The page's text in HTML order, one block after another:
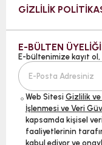
GİZLİLİK
E-BÜLTEN ÜYELİĞİ
E-bültenimize kayıt
Web Sitesi Gizlilik ve
İşlenmesi ve Veri
kapsamda kişisel
faaliyetlerinin
kabul ediyor ve